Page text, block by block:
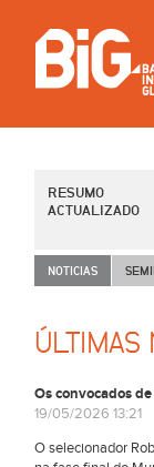
RESUMO
ACTUALIZADO
NOTICIAS
ÚLTIMAS
Os convocados
19/05/2026 13:21
O selecionador